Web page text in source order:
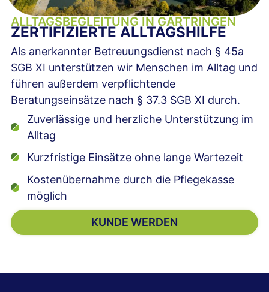
ALLTAGSBEGLEITUNG IN GÄRTRINGEN
ZERTIFIZIERTE ALLTAGSHILFE
Als anerkannter Betreuungsdienst nach § 45a
SGB XI unterstützen wir Menschen im Alltag und
führen außerdem verpflichtende
Beratungseinsätze nach § 37.3 SGB XI durch.
Zuverlässige und herzliche Unterstützung im
Alltag
Kurzfristige Einsätze ohne lange Wartezeit
Kostenübernahme durch die Pflegekasse
möglich
KUNDE WERDEN